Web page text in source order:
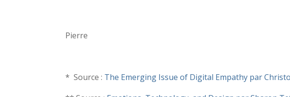
Pierre
* Source : The Emerging Issue of Digital Empathy par